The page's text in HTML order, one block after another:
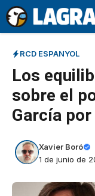
Saltar
al
contenido
RCD ESPANYOL
Los
sobre el
García
Xavier Boró
1 de junio de